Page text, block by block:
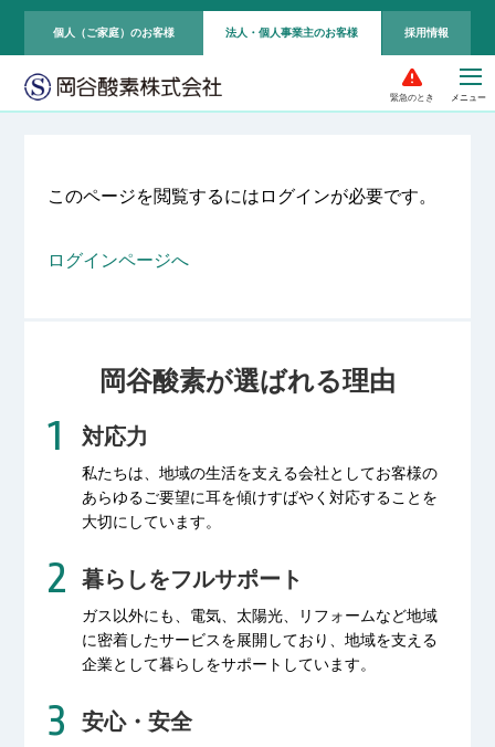
個人（ご家庭）のお客様 法人・個人事業主のお客様 採用情報
緊急のとき
このページを閲覧するにはログインが必要です。
ログインページへ
岡谷酸素が選ばれる理由
対応力
私たちは、地域の生活を支える会社としてお客様の
あらゆるご要望に耳を傾けすばやく対応することを
大切にしています。
暮らしをフルサポート
ガス以外にも、電気、太陽光、リフォームなど地域
に密着したサービスを展開しており、地域を支える
企業として暮らしをサポートしています。
安心・安全